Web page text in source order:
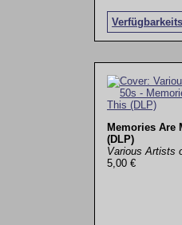
Memories Are
(DLP)
Various Artists
5,00 €